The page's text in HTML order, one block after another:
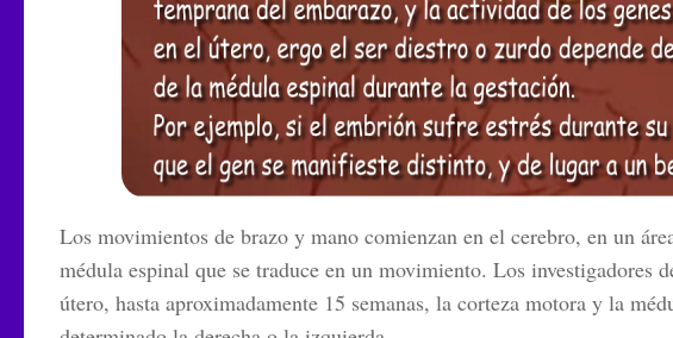
Los movimientos de brazo y mano comienzan en el cerebro, en un
médula espinal que se traduce en un movimiento. Los investigadores
útero, hasta aproximadamente 15 semanas, la corteza motora y la